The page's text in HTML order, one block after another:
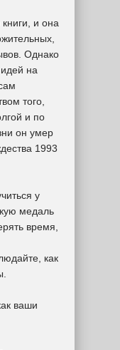
и она
Однако
на
того,
и по
он умер
1993
у
медаль
время,
как
ваши